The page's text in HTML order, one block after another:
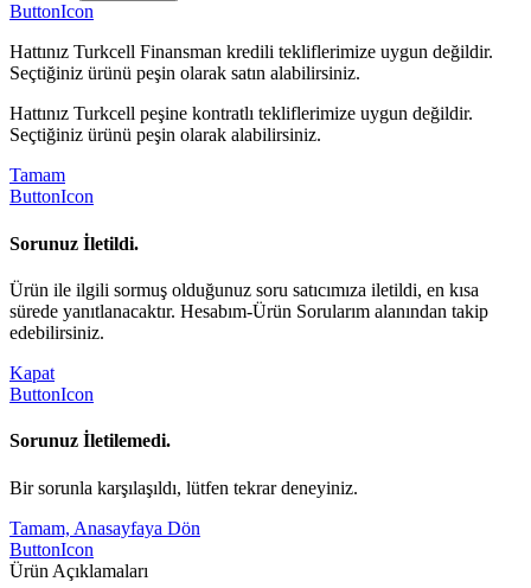
ButtonIcon
Hattınız Turkcell Finansman kredili tekliflerimize uygun değildir.
Seçtiğiniz ürünü peşin olarak satın alabilirsiniz.
Hattınız Turkcell peşine kontratlı tekliflerimize uygun değildir.
Seçtiğiniz ürünü peşin olarak alabilirsiniz.
Tamam
ButtonIcon
Sorunuz İletildi.
Ürün ile ilgili sormuş olduğunuz soru satıcımıza iletildi, en kısa
sürede yanıtlanacaktır. Hesabım-Ürün Sorularım alanından takip
edebilirsiniz.
Kapat
ButtonIcon
Sorunuz İletilemedi.
Bir sorunla karşılaşıldı, lütfen tekrar deneyiniz.
Tamam, Anasayfaya Dön
ButtonIcon
Ürün Açıklamaları